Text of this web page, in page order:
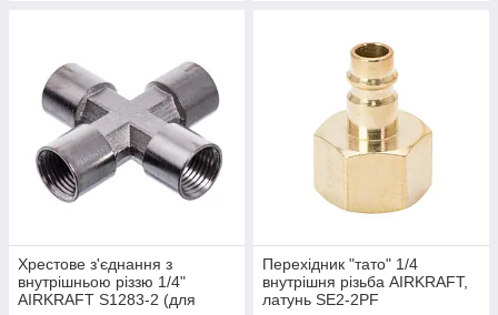
Хрестове з'єднання з
внутрішньою різзю 1/4"
AIRKRAFT S1283-2 (для
Перехідник "тато" 1/4
внутрішня різьба AIRKRAFT,
латунь SE2-2PF